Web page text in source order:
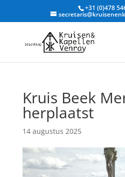
+31 (0)478
Kruis Beek
herplaatst
14 augustus 2025